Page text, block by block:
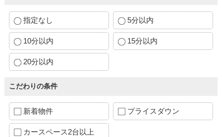
指定なし 5分以内
10分以内 15分以内
20分以内
こだわりの条件
新着物件 プライスダウン
カースペース2台以上